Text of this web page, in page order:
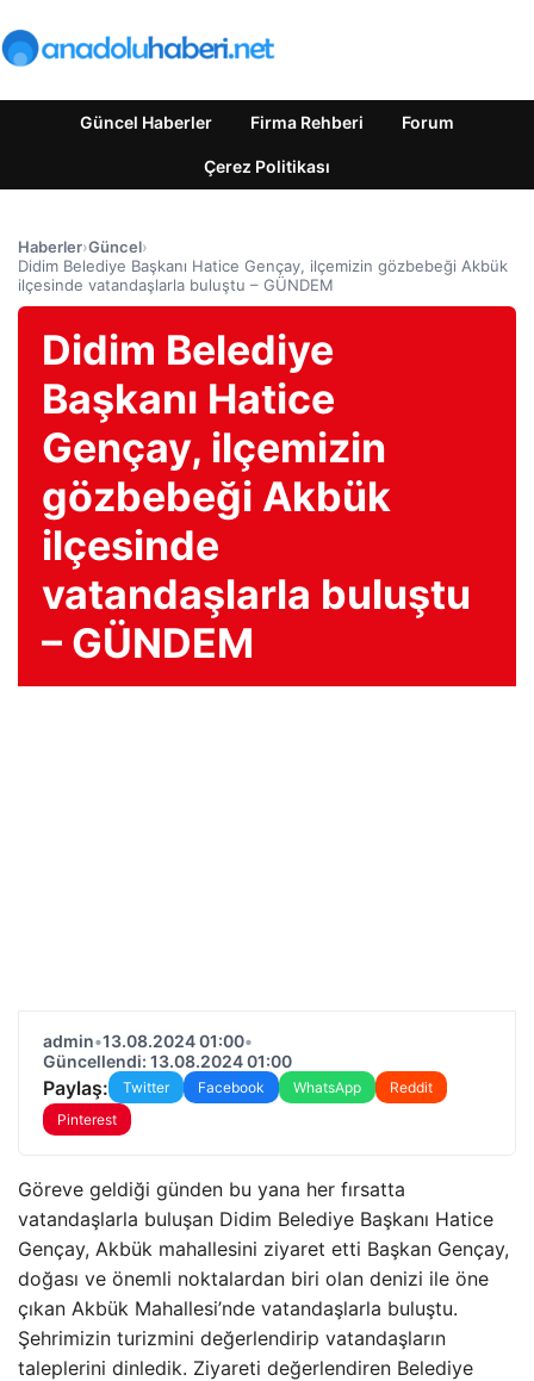
Güncel Haberler Firma Rehberi Forum
Çerez Politikası
Haberler›Güncel›
Didim Belediye Başkanı Hatice Gençay, ilçemizin gözbebeği Akbük
ilçesinde vatandaşlarla buluştu – GÜNDEM
Didim Belediye
Başkanı Hatice
Gençay, ilçemizin
gözbebeği Akbük
ilçesinde
vatandaşlarla buluştu
– GÜNDEM
admin•13.08.2024 01:00•
Güncellendi: 13.08.2024 01:00
Paylaş: Twitter Facebook WhatsApp
Reddit
Pinterest
Göreve geldiği günden bu yana her fırsatta
vatandaşlarla buluşan Didim Belediye Başkanı Hatice
Gençay, Akbük mahallesini ziyaret etti Başkan Gençay,
doğası ve önemli noktalardan biri olan denizi ile öne
çıkan Akbük Mahallesi’nde vatandaşlarla buluştu.
Şehrimizin turizmini değerlendirip vatandaşların
taleplerini dinledik. Ziyareti değerlendiren Belediye